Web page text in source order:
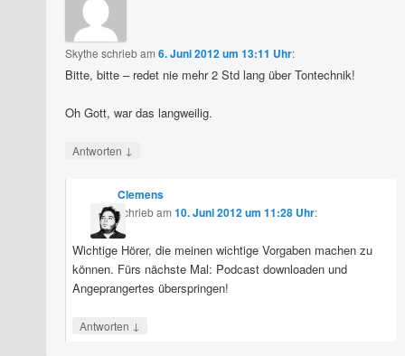
Skythe schriebam6. Juni 2012 um 13:11 Uhr:
Bitte, bitte – redet nie mehr 2 Std lang über Tontechnik!
Oh Gott, war das langweilig.
Antworten ↓
Clemens
schriebam 10. Juni 2012 um 11:28 Uhr:
Wichtige Hörer, die meinen wichtige Vorgaben machen zu
können. Fürs nächste Mal: Podcast downloaden und
Angeprangertes überspringen!
Antworten ↓